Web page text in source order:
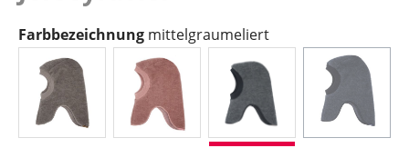
Farbbezeichnungauswählen
mittelgraumeliert
braunmeliertheiderosemeliertmittelgraumeliert(Diese